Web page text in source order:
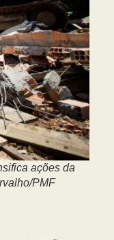
ações da
PMF